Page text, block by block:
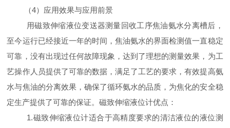
（4）应用效果与应用前景
用磁致伸缩液位变送器测量回收工序焦油氨水分离槽后，
至今运行已经接近一年的时间，焦油氨水的界面检测值一直稳定
可靠，没有出现过任何故障现象，达到了理想的测量效果，为工
艺操作人员提供了可靠的数据，满足了工艺的要求，有效提高氨
水与焦油的分离效果，确保了循环氨水的品质，为焦化的安全稳
定生产提供了可靠的保证。磁致伸缩液位计优点：
1.磁致伸缩液位计适合于高精度要求的清洁液位的液位测